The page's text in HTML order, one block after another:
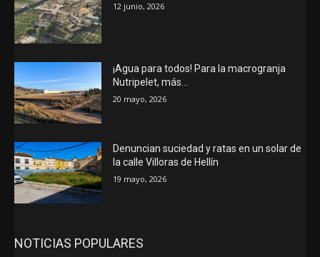
12 junio, 2026
¡Agua para todos! Para la macrogranja
Nutripelet, más…
20 mayo, 2026
Denuncian suciedad y ratas en un solar de
la calle Villoras de Hellín
19 mayo, 2026
NOTICIAS POPULARES